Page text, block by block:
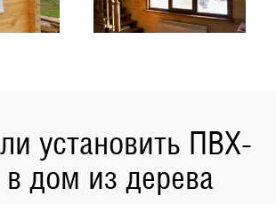
установить ПВХ-
в дом из дерева